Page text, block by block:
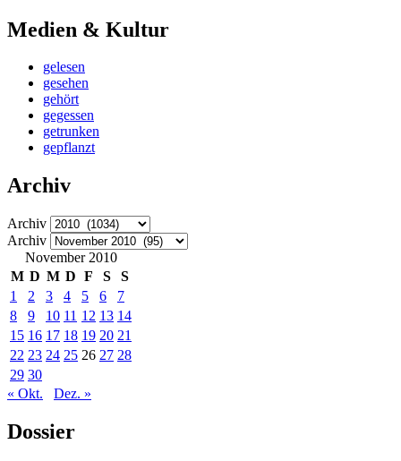
Medien & Kultur
gelesen
gesehen
gehört
gegessen
getrunken
gepflanzt
Archiv
Archiv
Archiv
November 2010
M D M D F S
S
1
2 3 4 5 6
7
8
9 10 11 12 13 14
15 16 17 18 19 20 21
22 23 24 25 26 27 28
29 30
« Okt.
Dez. »
Dossier